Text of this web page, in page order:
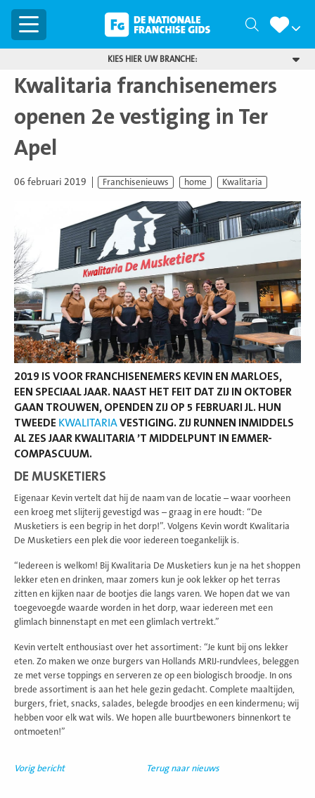
Menu Zoeken
KIES HIER UW BRANCHE:
Kwalitaria franchisenemers
openen 2e vestiging in Ter
Apel
06 februari 2019 Franchisenieuws home Kwalitaria
2019 IS VOOR FRANCHISENEMERS KEVIN EN MARLOES,
EEN SPECIAAL JAAR. NAAST HET FEIT DAT ZIJ IN OKTOBER
GAAN TROUWEN, OPENDEN ZIJ OP 5 FEBRUARI JL. HUN
TWEEDE KWALITARIAVESTIGING. ZIJ RUNNEN INMIDDELS
AL ZES JAAR KWALITARIA ’T MIDDELPUNT IN EMMER-
COMPASCUUM.
DE MUSKETIERS
Eigenaar Kevin vertelt dat hij de naam van de locatie – waar voorheen
een kroeg met slijterij gevestigd was – graag in ere houdt: “De
Musketiers is een begrip in het dorp!”. Volgens Kevin wordt Kwalitaria
De Musketiers een plek die voor iedereen toegankelijk is.
“Iedereen is welkom! Bij Kwalitaria De Musketiers kun je na het shoppen
lekker eten en drinken, maar zomers kun je ook lekker op het terras
zitten en kijken naar de bootjes die langs varen. We hopen dat we van
toegevoegde waarde worden in het dorp, waar iedereen met een
glimlach binnenstapt en met een glimlach vertrekt.”
Kevin vertelt enthousiast over het assortiment: “Je kunt bij ons lekker
eten. Zo maken we onze burgers van Hollands MRIJ-rundvlees, beleggen
ze met verse toppings en serveren ze op een biologisch broodje. In ons
brede assortiment is aan het hele gezin gedacht. Complete maaltijden,
burgers, friet, snacks, salades, belegde broodjes en een kindermenu; wij
hebben voor elk wat wils. We hopen alle buurtbewoners binnenkort te
ontmoeten!”
Vorig bericht Terug naar nieuws